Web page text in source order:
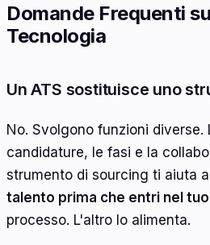
Domande Frequenti
Tecnologia
Un ATS sostituisce uno
No. Svolgono funzioni diverse.
candidature, le fasi e la
strumento di sourcing ti aiuta a
talento prima che entri nel tuo
processo. L'altro lo alimenta.